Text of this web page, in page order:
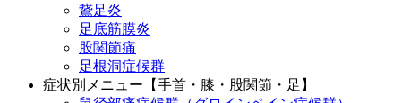
鵞足炎
足底筋膜炎
股関節痛
足根洞症候群
症状別メニュー【手首・膝・股関節・足】